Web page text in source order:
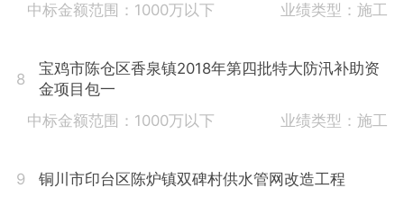
中标金额范围：1000万以下
业绩类型：施工
8
宝鸡市陈仓区香泉镇2018年第四批特大防汛补助资
金项目包一
中标金额范围：1000万以下
业绩类型：施工
9
铜川市印台区陈炉镇双碑村供水管网改造工程